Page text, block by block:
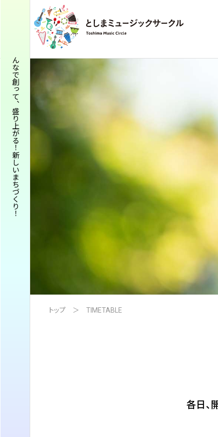
みんなで創って、盛り上がる
！
新しいまちづくり
！
トップ TIMETABLE
各日、